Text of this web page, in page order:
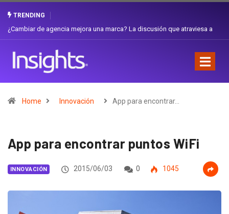
TRENDING
a
Gabriela Herrera y el arte de cambiarse el sombrero en
Home Innovación App para encontrar…
App para encontrar puntos WiFi
INNOVACIÓN 2015/06/03 0 1045